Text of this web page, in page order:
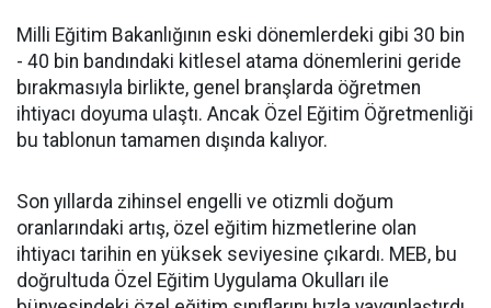
​Milli Eğitim Bakanlığının eski dönemlerdeki gibi 30 bin
- 40 bin bandındaki kitlesel atama dönemlerini geride
bırakmasıyla birlikte, genel branşlarda öğretmen
ihtiyacı doyuma ulaştı. Ancak Özel Eğitim Öğretmenliği
bu tablonun tamamen dışında kalıyor.
​Son yıllarda zihinsel engelli ve otizmli doğum
oranlarındaki artış, özel eğitim hizmetlerine olan
ihtiyacı tarihin en yüksek seviyesine çıkardı. MEB, bu
doğrultuda Özel Eğitim Uygulama Okulları ile